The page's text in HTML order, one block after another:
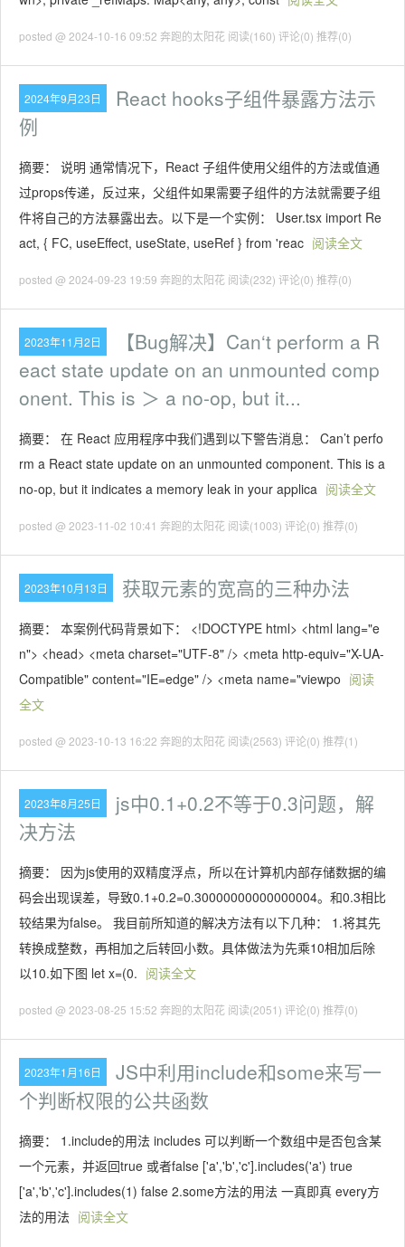
posted @ 2024-10-16 09:52 奔跑的太阳花 阅读(160) 评论(0) 推荐(0)
2024年9月23日
React hooks子组件暴露方法示
例
摘要： 说明 通常情况下，React 子组件使用父组件的方法或值通
过props传递，反过来，父组件如果需要子组件的方法就需要子组
件将自己的方法暴露出去。以下是一个实例： User.tsx import Re
act, { FC, useEffect, useState, useRef } from 'reac 阅读全文
posted @ 2024-09-23 19:59 奔跑的太阳花 阅读(232) 评论(0) 推荐(0)
2023年11月2日
【Bug解决】Can‘t perform a R
eact state update on an unmounted comp
onent. This is ＞ a no-op, but it...
摘要： 在 React 应用程序中我们遇到以下警告消息： Can’t perfo
rm a React state update on an unmounted component. This is a
no-op, but it indicates a memory leak in your applica 阅读全文
posted @ 2023-11-02 10:41 奔跑的太阳花 阅读(1003) 评论(0) 推荐(0)
2023年10月13日 获取元素的宽高的三种办法
摘要： 本案例代码背景如下： <!DOCTYPE html> <html lang="e
n"> <head> <meta charset="UTF-8" /> <meta http-equiv="X-UA-
Compatible" content="IE=edge" /> <meta name="viewpo 阅读
全文
posted @ 2023-10-13 16:22 奔跑的太阳花 阅读(2563) 评论(0) 推荐(1)
2023年8月25日
js中0.1+0.2不等于0.3问题，解
决方法
摘要： 因为js使用的双精度浮点，所以在计算机内部存储数据的编
码会出现误差，导致0.1+0.2=0.30000000000000004。和0.3相比
较结果为false。 我目前所知道的解决方法有以下几种： 1.将其先
转换成整数，再相加之后转回小数。具体做法为先乘10相加后除
以10.如下图 let x=(0. 阅读全文
posted @ 2023-08-25 15:52 奔跑的太阳花 阅读(2051) 评论(0) 推荐(0)
2023年1月16日
JS中利用include和some来写一
个判断权限的公共函数
摘要： 1.include的用法 includes 可以判断一个数组中是否包含某
一个元素，并返回true 或者false ['a','b','c'].includes('a') true
['a','b','c'].includes(1) false 2.some方法的用法 一真即真 every方
法的用法 阅读全文